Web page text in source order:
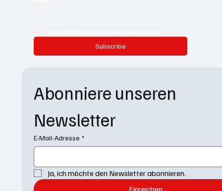
Subscribe
Abonniere unseren
Newsletter
E-Mail-Adresse *
Ja, ich möchte den Newsletter abonnieren.
Einreichen